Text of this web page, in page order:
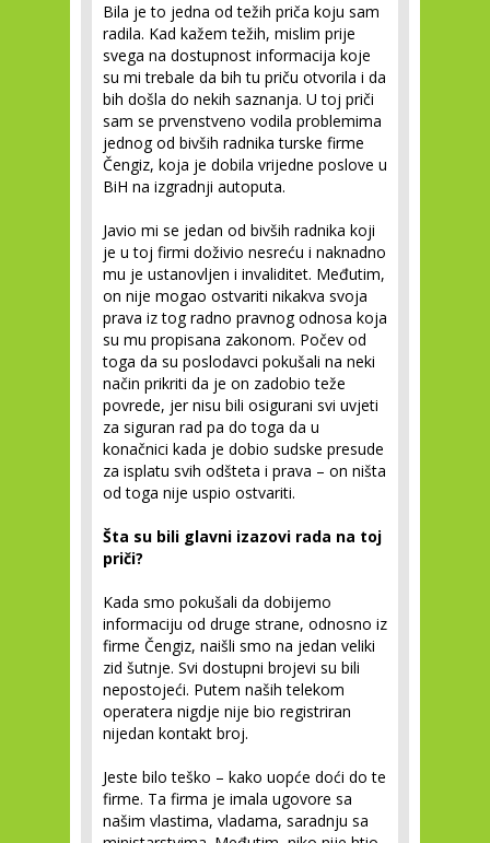
Bila je to jedna od težih priča koju sam
radila. Kad kažem težih, mislim prije
svega na dostupnost informacija koje
su mi trebale da bih tu priču otvorila i da
bih došla do nekih saznanja. U toj priči
sam se prvenstveno vodila problemima
jednog od bivših radnika turske firme
Čengiz, koja je dobila vrijedne poslove u
BiH na izgradnji autoputa.
Javio mi se jedan od bivših radnika koji
je u toj firmi doživio nesreću i naknadno
mu je ustanovljen i invaliditet. Međutim,
on nije mogao ostvariti nikakva svoja
prava iz tog radno pravnog odnosa koja
su mu propisana zakonom. Počev od
toga da su poslodavci pokušali na neki
način prikriti da je on zadobio teže
povrede, jer nisu bili osigurani svi uvjeti
za siguran rad pa do toga da u
konačnici kada je dobio sudske presude
za isplatu svih odšteta i prava – on ništa
od toga nije uspio ostvariti.
Šta su bili glavni izazovi rada na toj
priči?
Kada smo pokušali da dobijemo
informaciju od druge strane, odnosno iz
firme Čengiz, naišli smo na jedan veliki
zid šutnje. Svi dostupni brojevi su bili
nepostojeći. Putem naših telekom
operatera nigdje nije bio registriran
nijedan kontakt broj.
Jeste bilo teško – kako uopće doći do te
firme. Ta firma je imala ugovore sa
našim vlastima, vladama, saradnju sa